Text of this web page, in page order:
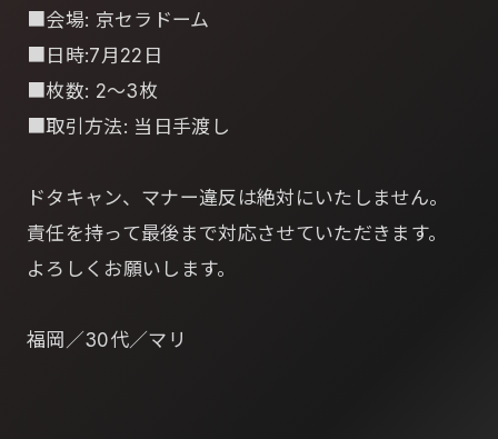
■会場: 京セラドーム
■日時:7月22日
■枚数: 2～3枚
■取引方法: 当日手渡し
ドタキャン、マナー違反は絶対にいたしません。
責任を持って最後まで対応させていただきます。
よろしくお願いします。
福岡／30代／マリ